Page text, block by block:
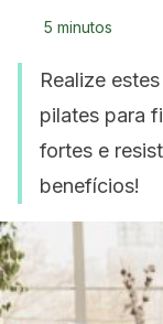
5 minutos
Realize
pilates para
fortes e
benefícios!